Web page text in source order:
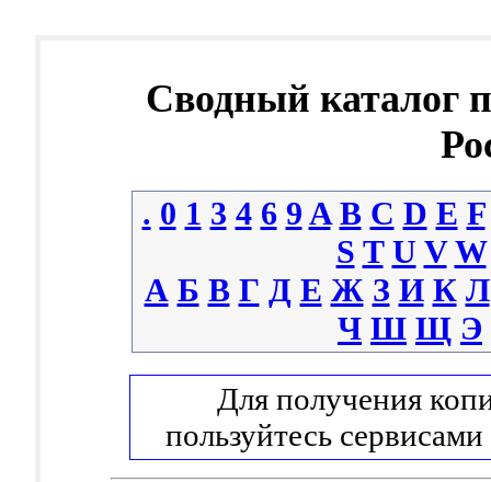
Сводный каталог
. 0 1 3 4 6 9 A B C D E F
S T U V W
А Б В Г Д Е Ж З И К Л
Ч Ш Щ Э
Для получения
пользуйтесь сервисами